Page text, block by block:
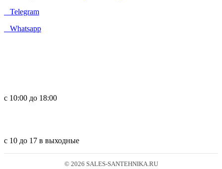
Telegram
Whatsapp
с 10:00 до 18:00
с 10 до 17 в выходные
© 2026 SALES-SANTEHNIKA.RU